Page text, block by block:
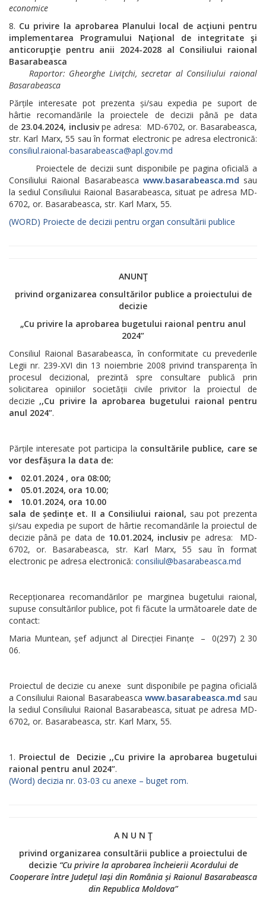
economice
Cu privire la aprobarea Planului local de acţiuni pentru
implementarea Programului Naţional de integritate şi
anticorupţie pentru anii 2024-2028 al Consiliului raional
Basarabeasca
Raportor: Gheorghe Liviţchi, secretar al Consiliului raional
Basarabeasca
Părțile interesate pot prezenta și/sau expedia pe suport de
hârtie recomandările la proiectele de decizii până pe data
de 23.04.2024, inclusivpe adresa: MD-6702, or. Basarabeasca,
str. Karl Marx, 55 sau în format electronic pe adresa electronică:
consiliul.raional-basarabeasca@apl.gov.md
Proiectele de decizii sunt disponibile pe pagina oficială a
Consiliului Raional Basarabeasca www.basarabeasca.md sau
la sediul Consiliului Raional Basarabeasca, situat pe adresa MD-
6702, or. Basarabeasca, str. Karl Marx, 55.
(WORD) Proiecte de decizii pentru organ consultării publice
ANUNŢ
privind organizarea consultărilor publice a proiectului de
decizie
„Cu privire la aprobarea bugetului raional pentru anul
2024”
Consiliul Raional Basarabeasca, în conformitate cu prevederile
Legii nr. 239-XVI din 13 noiembrie 2008 privind transparența în
procesul decizional, prezintă spre consultare publică prin
solicitarea opiniilor societății civile privitor la proiectul de
decizie ,,Cu privire la aprobarea bugetului raional pentru
anul 2024”.
Părțile interesate pot participa la consultările publice, care se
vor desfășura la data de:
02.01.2024 , ora 08:00;
05.01.2024, ora 10.00;
10.01.2024, ora 10.00
sala de ședințe et. II a Consiliului raional, sau pot prezenta
și/sau expedia pe suport de hârtie recomandările la proiectul de
decizie până pe data de 10.01.2024, inclusivpe adresa: MD-
6702, or. Basarabeasca, str. Karl Marx, 55 sau în format
electronic pe adresa electronică: consiliul@basarabeasca.md
Recepționarea recomandărilor pe marginea bugetului raional,
supuse consultărilor publice, pot fi făcute la următoarele date de
contact:
Maria Muntean, șef adjunct al Direcției Finanțe – 0(297) 2 30
06.
Proiectul de decizie cu anexe sunt disponibile pe pagina oficială
a Consiliului Raional Basarabeasca www.basarabeasca.md sau
la sediul Consiliului Raional Basarabeasca, situat pe adresa MD-
6702, or. Basarabeasca, str. Karl Marx, 55.
Proiectul de Decizie ,,Cu privire la aprobarea bugetului
raional pentru anul 2024”.
(Word) decizia nr. 03-03 cu anexe – buget rom.
A N U N Ţ
privind organizarea consultării publice a proiectului de
decizie “Cu privire la aprobarea încheierii Acordului de
Cooperare între Județul Iași din România și Raionul Basarabeasca
din Republica Moldova”